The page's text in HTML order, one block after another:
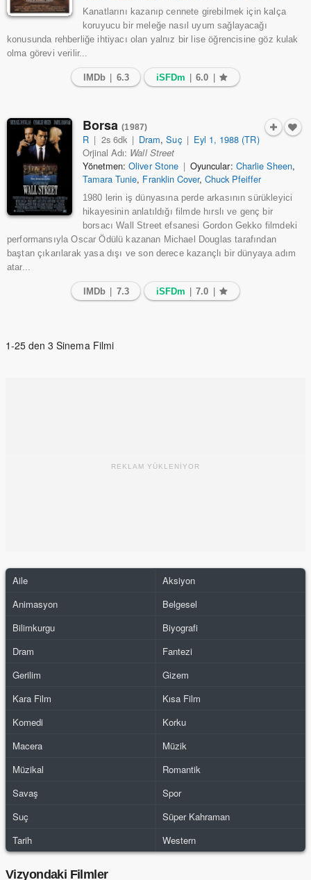
Kanatlarını kazanıp cennete girebilmek için kalça
koruyucu bir meleğe nasıl uyum sağlayacağı
konusunda rehberliğe ihtiyacı olan yalnız bir lise öğrencisine göz kulak
olma görevi verilir...
IMDb 6.3 iSFDm 6.0
Borsa(1987)
R | 2s 6dk | Dram,Suç | Eyl 1, 1988 (TR)
Orjinal Adı: Wall Street
Yönetmen: Oliver Stone | Oyuncular: Charlie Sheen,
Tamara Tunie, Franklin Cover, Chuck Pfeiffer
1980 lerin iş dünyasına perde arkasının sürükleyici
hikayesinin anlatıldığı filmde hırslı ve genç bir
borsacı Wall Street efsanesi Gordon Gekko filmdeki
performansıyla Oscar Ödülü kazanan Michael Douglas tarafından
baştan çıkarılarak yasa dışı ve son derece kazançlı bir dünyaya adım
atar...
IMDb 7.3 iSFDm 7.0
1-25 den 3 Sinema Filmi
REKLAM YÜKLENİYOR
Aile
Aksiyon
Animasyon
Belgesel
Bilimkurgu
Biyografi
Dram
Fantezi
Gerilim
Gizem
Kara Film
Kısa Film
Komedi
Korku
Macera
Müzik
Müzikal
Romantik
Savaş
Spor
Suç
Süper Kahraman
Tarih
Western
Vizyondaki Filmler